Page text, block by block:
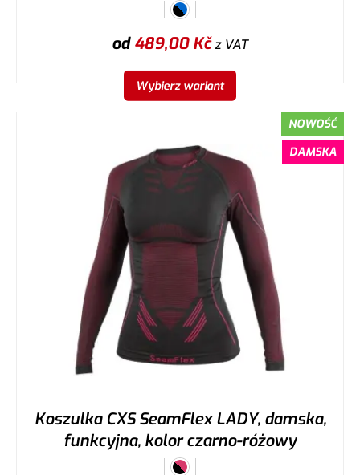
od489,00Kčz VAT
Wybierz wariant
NOWOŚĆ
DAMSKA
Koszulka CXS SeamFlex LADY, damska,
funkcyjna, kolor czarno-różowy